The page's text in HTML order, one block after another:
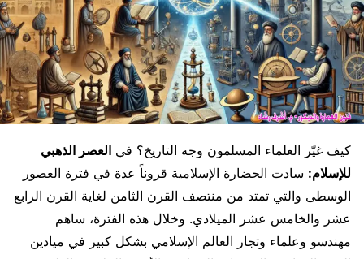
كيف غيّر العلماء المسلمون وجه التاريخ؟ في العصر الذهبي
للإسلام: سادت الحضارة الإسلامية قروناً عدة في فترة العصور
الوسطى والتي تمتد من منتصف القرن الثامن لغاية القرن الرابع
عشر والخامس عشر الميلادي. وخلال هذه الفترة، ساهم
مهندسو وعلماء وتجار العالم الإسلامي بشكل كبير في ميادين